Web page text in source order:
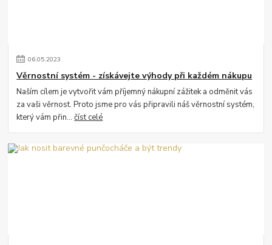
06.05.2023
Věrnostní systém - získávejte výhody při každém nákupu
Naším cílem je vytvořit vám příjemný nákupní zážitek a odměnit vás
za vaši věrnost. Proto jsme pro vás připravili náš věrnostní systém,
který vám přin...číst celé